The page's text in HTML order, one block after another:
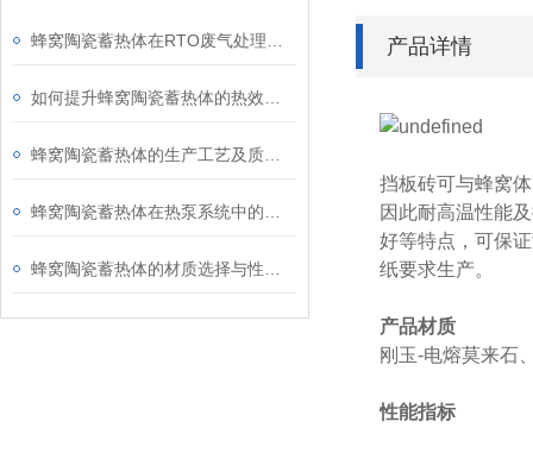
产品详情
挡板砖可与蜂窝
因此耐高温性能
好等特点，可保
纸要求生产。
产品材质
刚玉-电熔莫来石
性能指标